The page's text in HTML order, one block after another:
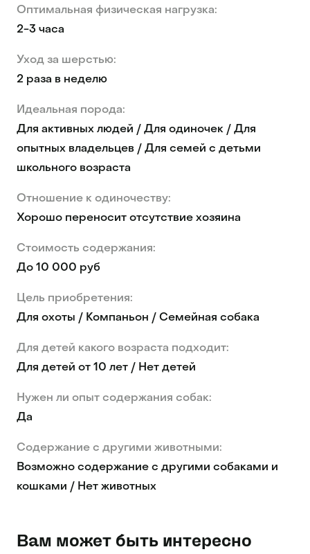
Оптимальная физическая нагрузка:
2-3 часа
Уход за шерстью:
2 раза в неделю
Идеальная порода:
Для активных людей / Для одиночек / Для
опытных владельцев / Для семей с детьми
школьного возраста
Отношение к одиночеству:
Хорошо переносит отсутствие хозяина
Стоимость содержания:
До 10 000 руб
Цель приобретения:
Для охоты / Компаньон / Семейная собака
Для детей какого возраста подходит:
Для детей от 10 лет / Нет детей
Нужен ли опыт содержания собак:
Да
Содержание с другими животными:
Возможно содержание с другими собаками и
кошками / Нет животных
Вам может быть интересно